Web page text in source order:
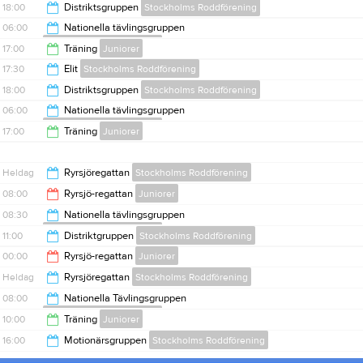
18:00
20:00
18:00 Distriktsgruppen Stockholms Roddförening
20:00
06:00
Nationella tävlingsgruppen
Stockholms Roddförening
08:00
17:00 Träning Juniorer
19:00
17:30 Elit Stockholms Roddförening
20:00
18:00 Distriktsgruppen Stockholms Roddförening
20:00
06:00
Nationella tävlingsgruppen
Stockholms Roddförening
17:00 Träning Juniorer
19:00
Heldag Ryrsjöregattan Stockholms Roddförening
08:00
Ryrsjö-regattan Juniorer
00:00
08:30
Nationella tävlingsgruppen
Stockholms Roddförening
11:00
11:00 Distriktgruppen Stockholms Roddförening
13:00
00:00 Ryrsjö-regattan Juniorer
18:00
Heldag Ryrsjöregattan Stockholms Roddförening
08:00
Nationella Tävlingsgruppen
Stockholms Roddförening
10:00
10:00 Träning Juniorer
12:00
16:00 Motionärsgruppen Stockholms Roddförening